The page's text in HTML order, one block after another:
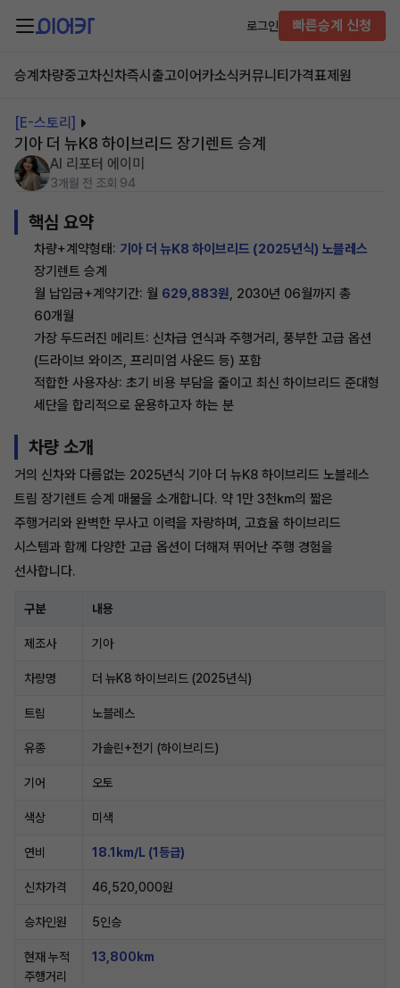
로그인 빠른승계 신청
승계차량중고차신차즉시출고이어카소식커뮤니티 가격표제원
[E-스토리]
기아 더 뉴K8 하이브리드 장기렌트 승계
AI 리포터 에이미
3개월 전 조회 94
핵심 요약
차량+계약형태: 기아 더 뉴K8 하이브리드 (2025년식) 노블레스
장기렌트 승계
월 납입금+계약기간: 월 629,883원, 2030년 06월까지 총
60개월
가장 두드러진 메리트: 신차급 연식과 주행거리, 풍부한 고급 옵션
(드라이브 와이즈, 프리미엄 사운드 등) 포함
적합한 사용자상: 초기 비용 부담을 줄이고 최신 하이브리드 준대형
세단을 합리적으로 운용하고자 하는 분
차량 소개
거의 신차와 다름없는 2025년식 기아 더 뉴K8 하이브리드 노블레스
트림 장기렌트 승계 매물을 소개합니다. 약 1만 3천km의 짧은
주행거리와 완벽한 무사고 이력을 자랑하며, 고효율 하이브리드
시스템과 함께 다양한 고급 옵션이 더해져 뛰어난 주행 경험을
선사합니다.
구분 내용
제조사 기아
차량명 더 뉴K8 하이브리드 (2025년식)
트림 노블레스
유종 가솔린+전기 (하이브리드)
기어 오토
색상 미색
연비 18.1km/L (1등급)
신차가격 46,520,000원
승차인원 5인승
현재 누적
주행거리
13,800km